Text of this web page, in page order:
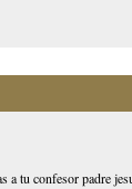
a tu confesor padre